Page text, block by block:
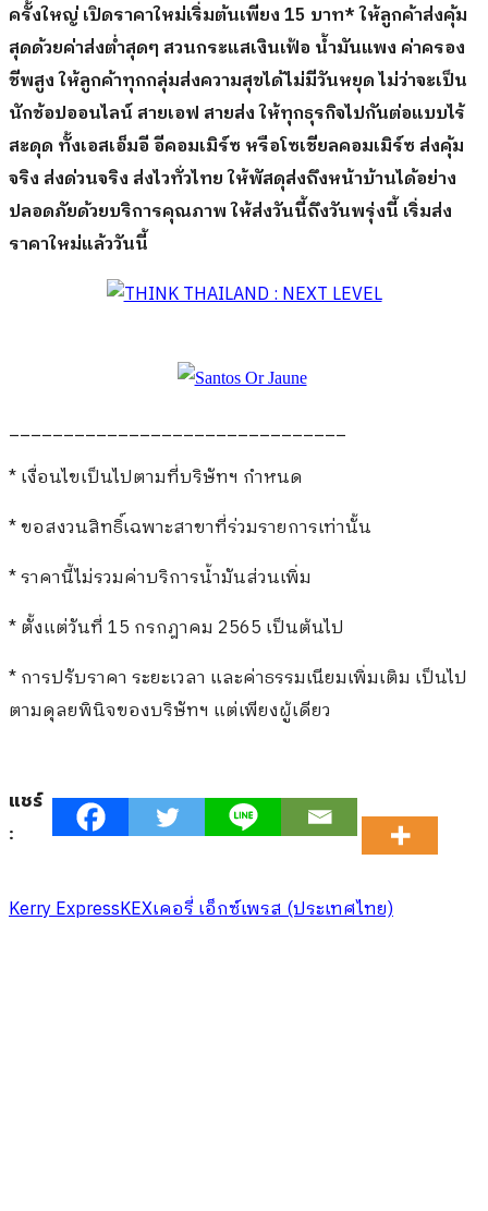
ครั้งใหญ่ เปิดราคาใหม่เริ่มต้นเพียง15 บาท* ให้ลูกค้าส่งคุ้ม
สุดด้วยค่าส่งต่ำสุดๆ สวนกระแสเงินเฟ้อ น้ำมันแพง ค่าครอง
ชีพสูง ให้ลูกค้าทุกกลุ่มส่งความสุขได้ไม่มีวันหยุด ไม่ว่าจะเป็น
นักช้อปออนไลน์ สายเอฟ สายส่ง ให้ทุกธุรกิจไปกันต่อแบบไร้
สะดุด ทั้งเอสเอ็มอี อีคอมเมิร์ซ หรือโซเชียลคอมเมิร์ซ ส่งคุ้ม
จริง ส่งด่วนจริง ส่งไวทั่วไทย ให้พัสดุส่งถึงหน้าบ้านได้อย่าง
ปลอดภัยด้วยบริการคุณภาพ ให้ส่งวันนี้ถึงวันพรุ่งนี้ เริ่มส่ง
ราคาใหม่แล้ววันนี้
_______________________________
* เงื่อนไขเป็นไปตามที่บริษัทฯ กำหนด
* ขอสงวนสิทธิ์เฉพาะสาขาที่ร่วมรายการเท่านั้น
* ราคานี้ไม่รวมค่าบริการน้ำมันส่วนเพิ่ม
* ตั้งแต่วันที่ 15 กรกฎาคม 2565 เป็นต้นไป
* การปรับราคา ระยะเวลา และค่าธรรมเนียมเพิ่มเติม เป็นไป
ตามดุลยพินิจของบริษัทฯ แต่เพียงผู้เดียว
แชร์
:
Kerry ExpressKEXเคอรี่ เอ็กซ์เพรส (ประเทศไทย)